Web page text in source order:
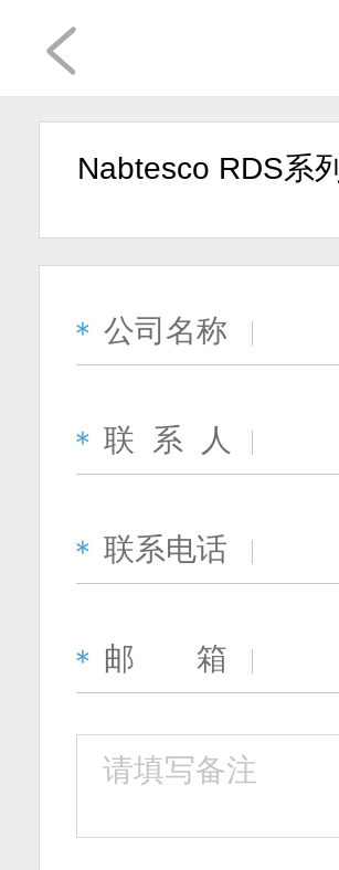
Nabtesco RDS系列
＊ 公司名称
＊ 联 系 人
＊ 联系电话
＊ 邮 箱